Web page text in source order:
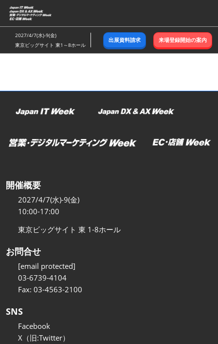
ス
キ
ッ
し
む
2027/4/7(水)-9(金)
東京ビッグサイト 東1～8ホール
出展資料請求 来場登録開始の案内
開催概要
2027/4/7(水)-9(金)
10:00-17:00
東京ビッグサイト 東 1-8ホール
お問合せ
[email protected]
03-6739-4104
Fax: 03-4563-2100
SNS
Facebook
X（旧:Twitter）